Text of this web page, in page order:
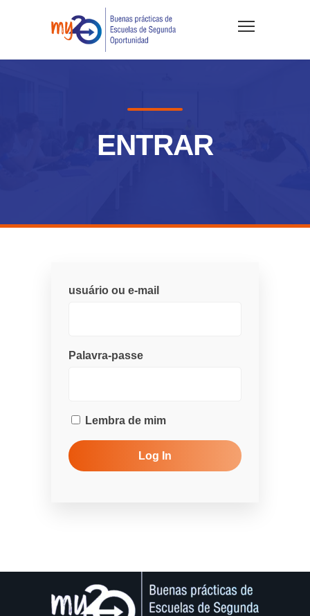
ENTRAR
usuário ou e-mail
Palavra-passe
Lembra de mim